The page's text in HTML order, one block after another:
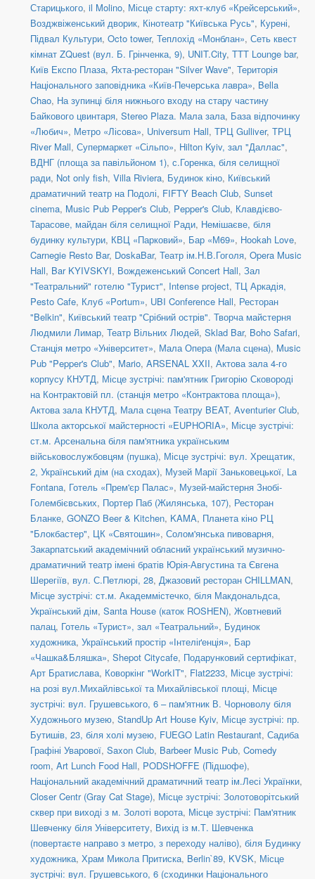
Старицького, il Molino, Місце старту: яхт-клуб «Крейсерський»,
Возджвіженський дворик, Кінотеатр "Київська Русь", Курені,
Підвал Культури, Octo tower, Теплохід «Монблан», Сеть квест
кімнат ZQuest (вул. Б. Грінченка, 9), UNIT.City, TTT Lounge bar,
Київ Експо Плаза, Яхта-ресторан "Silver Wave", Територія
Національного заповідника «Київ-Печерська лавра», Bella
Chao, На зупинці біля нижнього входу на стару частину
Байкового цвинтаря, Stereo Plaza. Мала зала, База відпочинку
«Любич», Метро «Лісова», Universum Hall, ТРЦ Gulliver, ТРЦ
River Mall, Супермаркет «Сільпо», Hilton Kyiv, зал "Даллас",
ВДНГ (площа за павільйоном 1), с.Горенка, біля селищної
ради, Not only fish, Villa Riviera, Будинок кіно, Київський
драматичний театр на Подолі, FIFTY Beach Club, Sunset
cinema, Music Pub Pepper's Club, Pepper's Club, Клавдієво-
Тарасове, майдан біля селищної Ради, Немішаєве, біля
будинку культури, КВЦ «Парковий», Бар «М69», Hookah Love,
Carnegie Resto Bar, DoskaBar, Театр ім.Н.В.Гоголя, Opera Music
Hall, Bar KYIVSKYI, Вождеженський Concert Hall, Зал
"Театральний" готелю "Турист", Intense project, ТЦ Аркадія,
Pesto Cafe, Клуб «Portum», UBI Conference Hall, Ресторан
"Belkin", Київський театр "Срібний острів". Творча майстерня
Людмили Лимар, Театр Вільних Людей, Sklad Bar, Boho Safari,
Станція метро «Університет», Мала Опера (Мала сцена), Music
Pub "Pepper's Club", Mario, ARSENAL XXII, Актова зала 4-го
корпусу КНУТД, Місце зустрічі: пам'ятник Григорію Сковороді
на Контрактовій пл. (станція метро «Контрактова площа»),
Актова зала КНУТД, Мала сцена Театру BEAT, Aventurier Club,
Школа акторської майстерності «EUPHORIA», Місце зустрічі:
ст.м. Арсенальна біля пам'ятника українським
військовослужбовцям (пушка), Місце зустрічі: вул. Хрещатик,
2, Український дім (на сходах), Музей Марії Заньковецької, La
Fontana, Готель «Прем'єр Палас», Музей-майстерня Знобі-
Голембієвських, Портер Паб (Жилянська, 107), Ресторан
Бланке, GONZO Beer & Kitchen, KAMA, Планета кіно РЦ
"Блокбастер", ЦК «Святошин», Солом'янська пивоварня,
Закарпатський академічний обласний український музично-
драматичний театр імені братів Юрія-Августина та Євгена
Шерегіїв, вул. С.Петлюрі, 28, Джазовий ресторан CHILLMAN,
Місце зустрічі: ст.м. Академмістечко, біля Макдональдса,
Український дім, Santa House (каток ROSHEN), Жовтневий
палац, Готель «Турист», зал «Театральний», Будинок
художника, Український простір «Інтеліґенція», Бар
«Чашка&Бляшка», Shepot Citycafe, Подарунковий сертифікат,
Арт Братислава, Коворкінг "WorkIT", Flat2233, Місце зустрічі:
на розі вул.Михайлівської та Михайлівської площі, Місце
зустрічі: вул. Грушевського, 6 – пам'ятник В. Чорноволу біля
Художнього музею, StandUp Art House Kyiv, Місце зустрічі: пр.
Бутишів, 23, біля холі музею, FUEGO Latin Restaurant, Садиба
Графіні Уварової, Saxon Club, Barbeer Music Pub, Comedy
room, Art Lunch Food Hall, PODSHOFFE (Підшофе),
Національний академічний драматичний театр ім.Лесі Українки,
Closer Centr (Gray Cat Stage), Місце зустрічі: Золотоворітський
сквер при виході з м. Золоті ворота, Місце зустрічі: Пам'ятник
Шевченку біля Університету, Вихід із м.Т. Шевченка
(повертаєте направо з метро, з переходу наліво), біля Будинку
художника, Храм Микола Притиска, Berlin`89, KVSK, Місце
зустрічі: вул. Грушевського, 6 (сходинки Національного